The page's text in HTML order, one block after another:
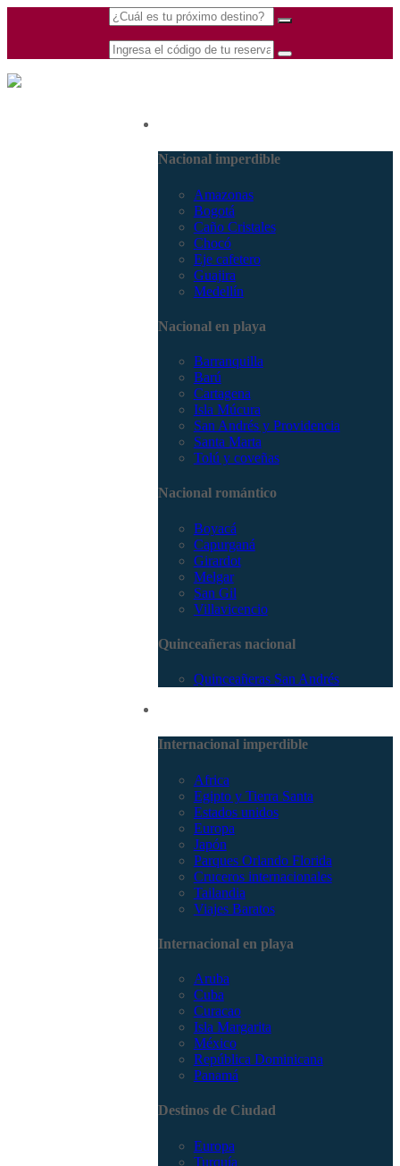
Nacional imperdible
Amazonas
Bogotá
Caño Cristales
Chocó
Eje cafetero
Guajira
Medellín
Nacional en playa
Barranquilla
Barú
Cartagena
Isla Múcura
San Andrés y Providencia
Santa Marta
Tolú y coveñas
Nacional romántico
Boyacá
Capurganá
Girardot
Melgar
San Gil
Villavicencio
Quinceañeras nacional
Quinceañeras San Andrés
Internacional imperdible
Africa
Egipto y Tierra Santa
Estados unidos
Europa
Japón
Parques Orlando Florida
Cruceros internacionales
Tailandia
Viajes Baratos
Internacional en playa
Aruba
Cuba
Curacao
Isla Margarita
México
República Dominicana
Panamá
Destinos de Ciudad
Europa
Turquía